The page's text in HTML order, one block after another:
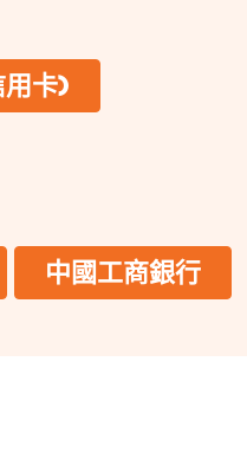
用卡)
中國工商銀行